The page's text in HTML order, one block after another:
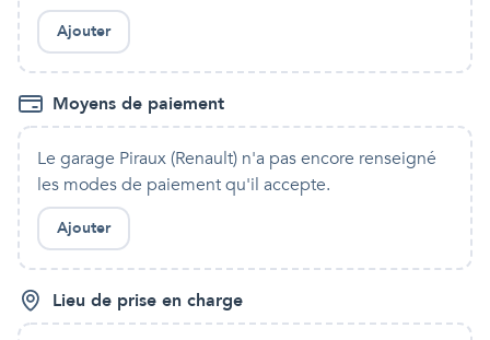
Ajouter
Moyens de paiement
Le garage Piraux (Renault) n'a pas encore renseigné
les modes de paiement qu'il accepte.
Ajouter
Lieu de prise en charge